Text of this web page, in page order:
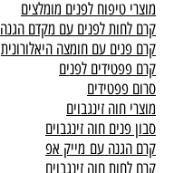
מוצרי טיפוח לפנים מומלצים
קרם לחות לפנים עם מקדם הגנה
קרם פנים עם חומצה היאלורונית
קרם פפטידים לפנים
סרום פפטידים
מוצרי חוה זינגבוים
סבון פנים חוה זינגבוים
קרם הגנה עם מייק אפ
קרם לחות חוה זינגבוים